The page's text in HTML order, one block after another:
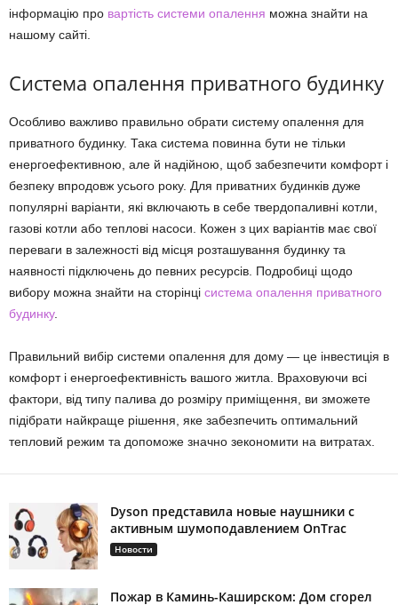
інформацію про вартість системи опалення можна знайти на
нашому сайті.
Система опалення приватного будинку
Особливо важливо правильно обрати систему опалення для
приватного будинку. Така система повинна бути не тільки
енергоефективною, але й надійною, щоб забезпечити комфорт і
безпеку впродовж усього року. Для приватних будинків дуже
популярні варіанти, які включають в себе твердопаливні котли,
газові котли або теплові насоси. Кожен з цих варіантів має свої
переваги в залежності від місця розташування будинку та
наявності підключень до певних ресурсів. Подробиці щодо
вибору можна знайти на сторінці система опалення приватного
будинку.
Правильний вибір системи опалення для дому — це інвестиція в
комфорт і енергоефективність вашого житла. Враховуючи всі
фактори, від типу палива до розміру приміщення, ви зможете
підібрати найкраще рішення, яке забезпечить оптимальний
тепловий режим та допоможе значно зекономити на витратах.
Dyson представила новые наушники с
активным шумоподавлением OnTrac
Новости
Пожар в Каминь-Каширском: Дом сгорел